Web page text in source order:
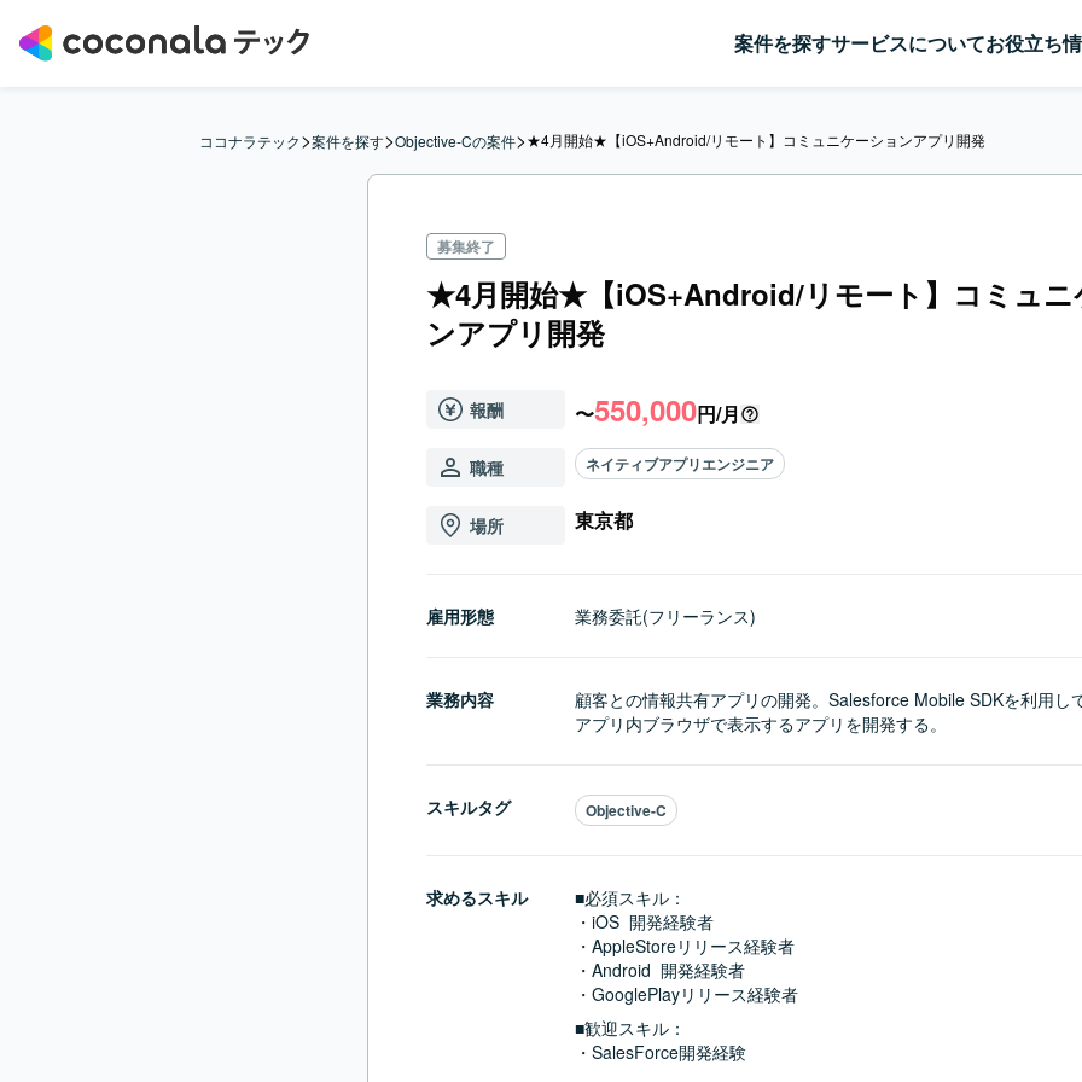
案件を探すサービスについてお役立ち
ココナラテック>案件を探す>Objective-Cの案件>★4月開始★【iOS+Android/リモート】コミュニケーションアプリ開発
募集終了
★4月開始★【iOS+Android/リモート】コミュニ
ンアプリ開発
報酬 〜550,000円/月
職種 ネイティブアプリエンジニア
場所 東京都
雇用形態 業務委託(フリーランス)
業務内容
顧客との情報共有アプリの開発。Salesforce Mobile SDKを利用し
アプリ内ブラウザで表示するアプリを開発する。
スキルタグ Objective-C
求めるスキル
■必須スキル：
・iOS  開発経験者
・AppleStoreリリース経験者
・Android  開発経験者
・GooglePlayリリース経験者
■歓迎スキル：
・SalesForce開発経験